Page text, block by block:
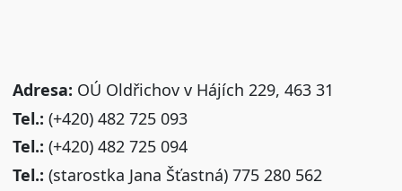
Adresa: OÚ Oldřichov v Hájích 229, 463 31
Tel.: (+420) 482 725 093
Tel.: (+420) 482 725 094
Tel.: (starostka Jana Šťastná) 775 280 562